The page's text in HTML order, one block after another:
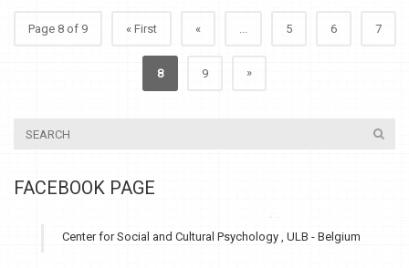
Page 8 of 9 « First « ... 5 6 7
8 9 »
FACEBOOK PAGE
Center for Social and Cultural Psychology , ULB - Belgium